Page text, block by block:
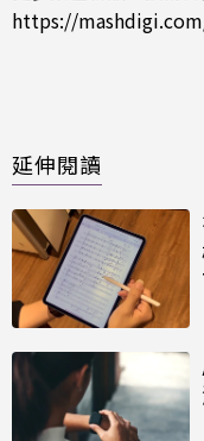
https://
延伸閱讀